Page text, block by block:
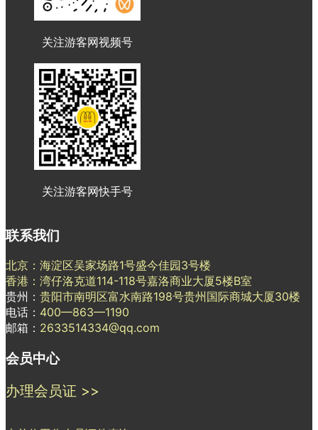
关注游客网视频号
关注游客网快手号
联系我们
北京：海淀区吴家场路1号盛今佳园3号楼
香港：湾仔洛克道114-118号嘉洛商业大厦5楼B室
贵州： 贵阳市南明区富水南路198号贵州国际商城大厦30楼
电话： 400—863—1190
邮箱： 2633514334@qq.com
会员中心
办理会员证 >>